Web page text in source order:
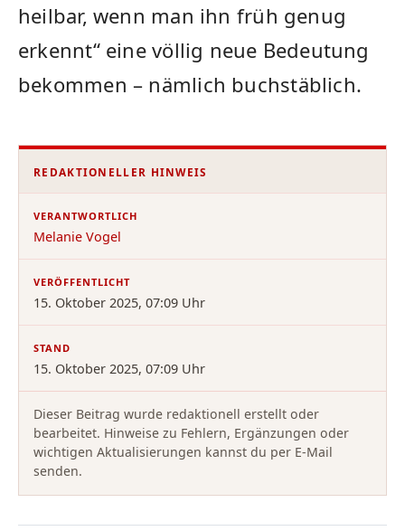
heilbar, wenn man ihn früh genug
erkennt“ eine völlig neue Bedeutung
bekommen – nämlich buchstäblich.
REDAKTIONELLER HINWEIS
VERANTWORTLICH
Melanie Vogel
VERÖFFENTLICHT
15. Oktober 2025, 07:09 Uhr
STAND
15. Oktober 2025, 07:09 Uhr
Dieser Beitrag wurde redaktionell erstellt oder
bearbeitet. Hinweise zu Fehlern, Ergänzungen oder
wichtigen Aktualisierungen kannst du per E-Mail
senden.